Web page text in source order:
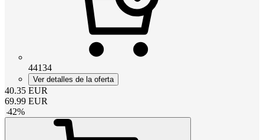
44134
Ver detalles de la oferta
40.35 EUR
69.99 EUR
-42%